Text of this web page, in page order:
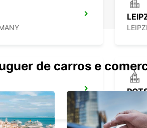
de carros e